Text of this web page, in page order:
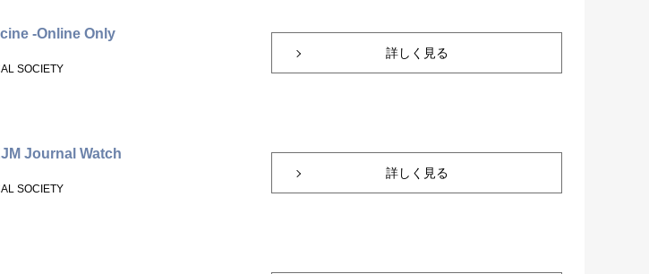
-Online Only
SOCIETY
詳しく見る
Journal Watch
SOCIETY
詳しく見る